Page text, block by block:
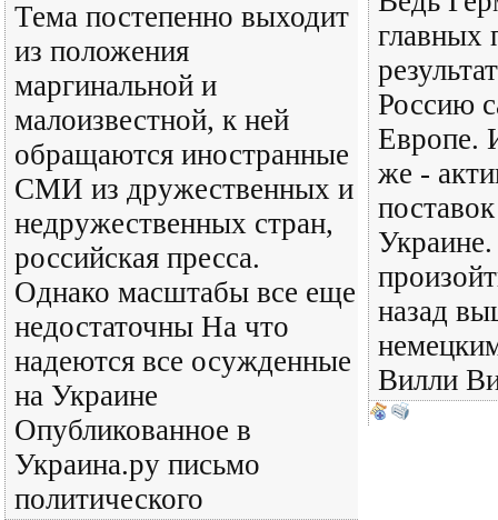
Тема постепенно выходит
из положения
маргинальной и
малоизвестной, к ней
обращаются иностранные
СМИ из дружественных и
недружественных стран,
российская пресса.
Однако масштабы все еще
недостаточны На что
надеются все осужденные
на Украине
Опубликованное в
Украина.ру письмо
политического
главных
Россию
Европе.
же -
назад
Вилли